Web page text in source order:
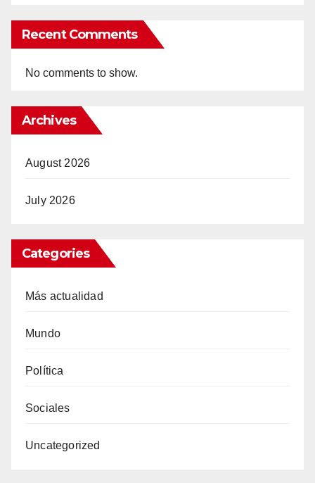
Recent Comments
No comments to show.
Archives
August 2026
July 2026
Categories
Más actualidad
Mundo
Política
Sociales
Uncategorized